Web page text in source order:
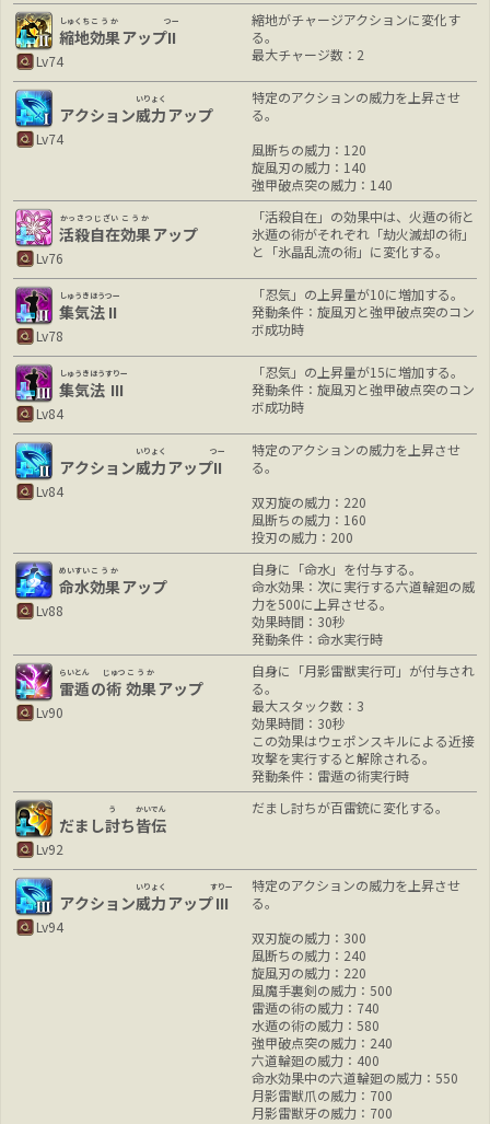
縮地
しゅくち
効果
こうか
アップII
つー
Lv74
縮地がチャージアクションに変化す
る。
最大チャージ数：2
アクション威力
いりょく
アップ
Lv74
特定のアクションの威力を上昇させ
る。
風断ちの威力：120
旋風刃の威力：140
強甲破点突の威力：140
活殺自在
かっさつじざい
効果
こうか
アップ
Lv76
「活殺自在」の効果中は、火遁の術と
氷遁の術がそれぞれ「劫火滅却の術」
と「氷晶乱流の術」に変化する。
集気法
しゅうきほう
II
つー
Lv78
「忍気」の上昇量が10に増加する。
発動条件：旋風刃と強甲破点突のコン
ボ成功時
集気法
しゅうきほう
III
すりー
Lv84
「忍気」の上昇量が15に増加する。
発動条件：旋風刃と強甲破点突のコン
ボ成功時
アクション威力
いりょく
アップII
つー
Lv84
特定のアクションの威力を上昇させ
る。
双刃旋の威力：220
風断ちの威力：160
投刃の威力：200
命水
めいすい
効果
こうか
アップ
Lv88
自身に「命水」を付与する。
命水効果：次に実行する六道輪廻の威
力を500に上昇させる。
効果時間：30秒
発動条件：命水実行時
雷遁
らいとん
の術
じゅつ
効果
こうか
アップ
Lv90
自身に「月影雷獣実行可」が付与され
る。
最大スタック数：3
効果時間：30秒
この効果はウェポンスキルによる近接
攻撃を実行すると解除される。
発動条件：雷遁の術実行時
だまし討
う
ち皆伝
かいでん
Lv92
だまし討ちが百雷銃に変化する。
アクション威力
いりょく
アップIII
すりー
Lv94
特定のアクションの威力を上昇させ
る。
双刃旋の威力：300
風断ちの威力：240
旋風刃の威力：220
風魔手裏剣の威力：500
雷遁の術の威力：740
水遁の術の威力：580
強甲破点突の威力：240
六道輪廻の威力：400
命水効果中の六道輪廻の威力：550
月影雷獣爪の威力：700
月影雷獣牙の威力：700